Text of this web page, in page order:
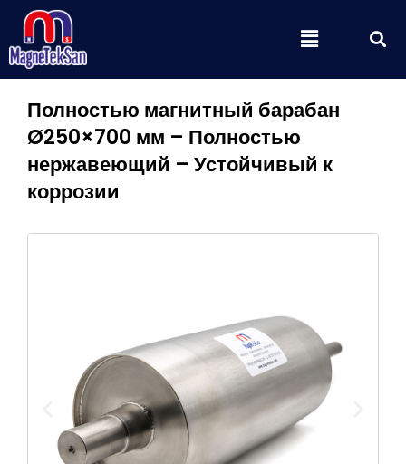
Перейти
содержимому
Меню
Полностью магнитный барабан
Ø250×700 мм – Полностью
нержавеющий – Устойчивый к
коррозии